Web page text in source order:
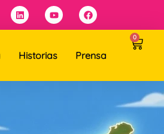
Historias Prensa
0